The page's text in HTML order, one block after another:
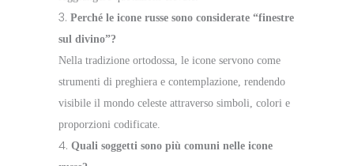
Perché le icone russe sono considerate “finestre
sul divino”?
Nella tradizione ortodossa, le icone servono come
strumenti di preghiera e contemplazione, rendendo
visibile il mondo celeste attraverso simboli, colori e
proporzioni codificate.
Quali soggetti sono più comuni nelle icone